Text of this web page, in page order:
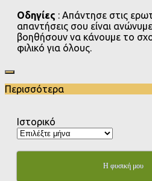
Οδηγίες : Απάντησε στις
απαντήσεις σου είναι
βοηθήσουν να κάνουμε το
φιλικό για όλους.
Περισσότερα
Ιστορικό
Η φυσική μου